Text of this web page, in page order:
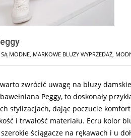
SĄ MODNE MARKOWE BLUZY WYPRZEDAŻ
zwrócić uwagę na bluzy
Peggy, to doskonały
stylizacjach, dając poczucie
i trwałość materiału. Ecru kolor
ściągacze na rękawach i u